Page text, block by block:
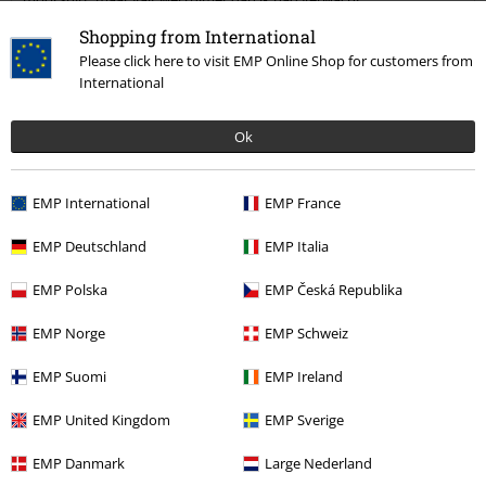
Shopping from International
Please click here to visit EMP Online Shop for customers from
International
Ok
EMP International EMP France
EMP Deutschland EMP Italia
EMP Polska EMP Česká Republika
EMP Norge EMP Schweiz
EMP Suomi EMP Ireland
EMP United Kingdom EMP Sverige
EMP Danmark Large Nederland
Ontwerp
Pasvorm
Breedte
Lengte
Te kort
Perfect
Geverifieerde recensie